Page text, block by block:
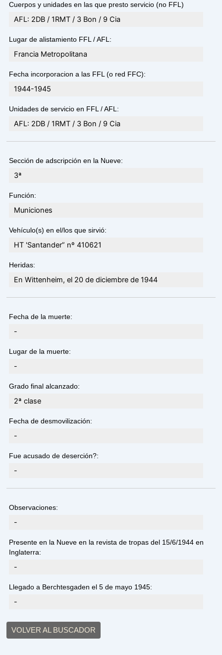
Cuerpos y unidades en las que presto servicio (no FFL)
AFL: 2DB / 1RMT / 3 Bon / 9 Cia
Lugar de alistamiento FFL / AFL:
Francia Metropolitana
Fecha incorporacion a las FFL (o red FFC):
1944-1945
Unidades de servicio en FFL / AFL:
AFL: 2DB / 1RMT / 3 Bon / 9 Cia
Sección de adscripción en la Nueve:
3ª
Función:
Municiones
Vehículo(s) en el/los que sirvió:
HT 'Santander” nº 410621
Heridas:
En Wittenheim, el 20 de diciembre de 1944
Fecha de la muerte:
-
Lugar de la muerte:
-
Grado final alcanzado:
2ª clase
Fecha de desmovilización:
-
Fue acusado de deserción?:
-
Observaciones:
-
Presente en la Nueve en la revista de tropas del 15/6/1944 en
Inglaterra:
-
Llegado a Berchtesgaden el 5 de mayo 1945:
-
VOLVER AL BUSCADOR